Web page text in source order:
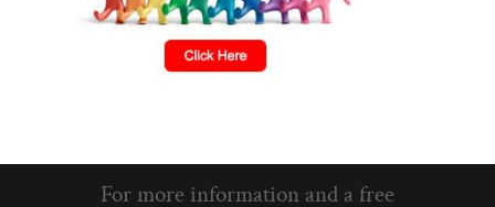
For more information and a free